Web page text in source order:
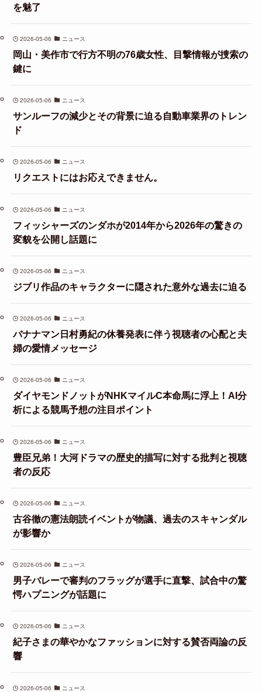
を魅了
2026-05-06 ニュース
岡山・美作市で行方不明の76歳女性、目撃情報が捜索の
鍵に
2026-05-06 ニュース
サンルーフの減少とその背景に迫る自動車業界のトレン
ド
2026-05-06 ニュース
リクエストにはお応えできません。
2026-05-06 ニュース
フィッシャーズのンダホが2014年から2026年の驚きの
変貌を公開し話題に
2026-05-06 ニュース
ジブリ作品のキャラクターに隠された意外な過去に迫る
2026-05-06 ニュース
バナナマン日村勇紀の休養発表に伴う視聴者の心配と夫
婦の愛情メッセージ
2026-05-06 ニュース
ダイヤモンドノットがNHKマイルC本命馬に浮上！AI分
析による競馬予想の注目ポイント
2026-05-06 ニュース
豊臣兄弟！大河ドラマの歴史的描写に対する批判と視聴
者の反応
2026-05-06 ニュース
古谷徹の憲法朗読イベントが物議、過去のスキャンダル
が影響か
2026-05-06 ニュース
男子バレーで審判のフラッグが選手に直撃、試合中の驚
愕ハプニングが話題に
2026-05-06 ニュース
紀子さまの華やかなファッションに対する賛否両論の反
響
2026-05-06 ニュース